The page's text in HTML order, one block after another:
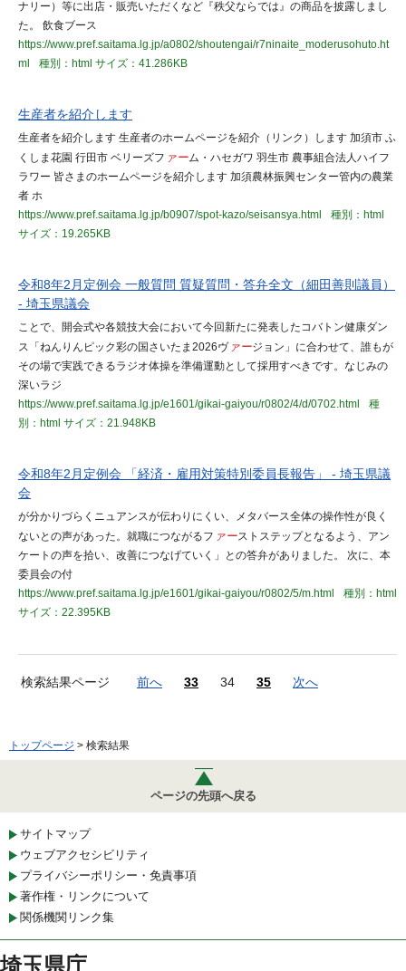
ナリー）等に出店・販売いただくなど『秩父ならでは』の商品を披露しまし
た。 飲食ブース
https://www.pref.saitama.lg.jp/a0802/shoutengai/r7ninaite_moderusohuto.ht
ml
種別：html サイズ：41.286KB
生産者を紹介します
生産者を紹介します 生産者のホームページを紹介（リンク）します 加須市 ふ
くしま花園 行田市 ベリーズフ ァーム・ハセガワ 羽生市 農事組合法人ハイフ
ラワー 皆さまのホームページを紹介します 加須農林振興センター管内の農業
者 ホ
https://www.pref.saitama.lg.jp/b0907/spot-kazo/seisansya.html
種別：html
サイズ：19.265KB
令和8年2月定例会 一般質問 質疑質問・答弁全文（細田善則議員）
- 埼玉県議会
ことで、開会式や各競技大会において今回新たに発表したコバトン健康ダン
ス「ねんりんピック彩の国さいたま2026ヴァージョン」に合わせて、誰もが
その場で実践できるラジオ体操を準備運動として採用すべきです。なじみの
深いラジ
https://www.pref.saitama.lg.jp/e1601/gikai-gaiyou/r0802/4/d/0702.html
種
別：html サイズ：21.948KB
令和8年2月定例会 「経済・雇用対策特別委員長報告」 - 埼玉県議
会
が分かりづらくニュアンスが伝わりにくい、メタバース全体の操作性が良く
ないとの声があった。就職につながるフ ァーストステップとなるよう、アン
ケートの声を拾い、改善につなげていく」との答弁がありました。 次に、本
委員会の付
https://www.pref.saitama.lg.jp/e1601/gikai-gaiyou/r0802/5/m.html
種別：html
サイズ：22.395KB
検索結果ページ 前へ 33 34 35 次へ
トップページ > 検索結果
ページの先頭へ戻る
サイトマップ
ウェブアクセシビリティ
プライバシーポリシー・免責事項
著作権・リンクについて
関係機関リンク集
埼玉県庁